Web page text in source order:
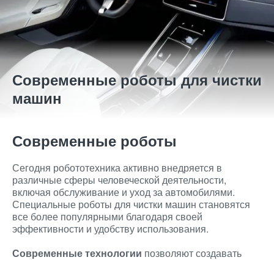
Современные роботы для чистки
машин
Современные роботы
Сегодня робототехника активно внедряется в
различные сферы человеческой деятельности,
включая обслуживание и уход за автомобилями.
Специальные роботы для чистки машин становятся
все более популярными благодаря своей
эффективности и удобству использования.
Современные технологии позволяют создавать